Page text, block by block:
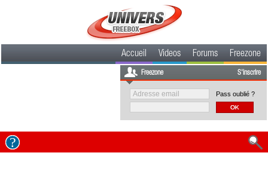
Accueil Videos Forums Freezone
Freezone S'inscrire
Pass oublié ?